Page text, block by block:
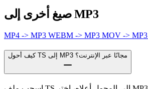
صيغ أخرى إلى MP3
MP4 -> MP3 WEBM -> MP3 MOV -> MP3
كيف أحول TS إلى MP3 مجانًا عبر الإنترنت؟